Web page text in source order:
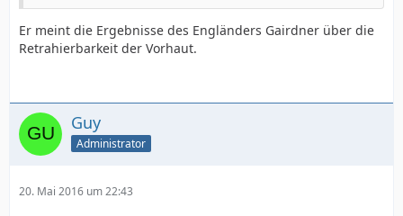
Er meint die Ergebnisse des Engländers Gairdner über die
Retrahierbarkeit der Vorhaut.
Guy
Administrator
20. Mai 2016 um 22:43